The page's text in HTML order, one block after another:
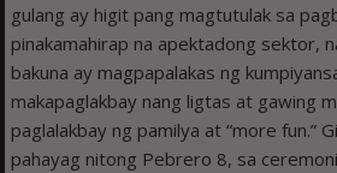
gulang ay higit pang magtutulak sa
pinakamahirap na apektadong sektor,
bakuna ay magpapalakas ng
makapaglakbay nang ligtas at gawing
paglalakbay ng pamilya at “more fun.”
pahayag nitong Pebrero 8, sa